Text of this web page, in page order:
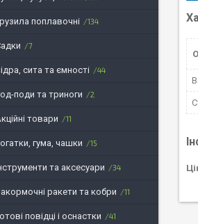
поплавочні 134
7
сита та ємності 44
поди та триноги 2
товари 11
гума, чашки 15
та аксесуари 34
ракети та кобри 11
повідці і оснастки 41